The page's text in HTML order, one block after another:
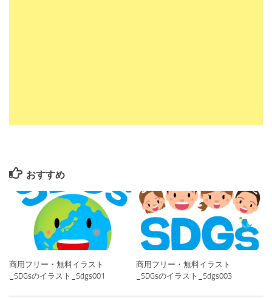
おすすめ
商用フリー・無料イラスト
_SDGsのイラスト_Sdgs001
商用フリー・無料イラスト
_SDGsのイラスト_Sdgs003